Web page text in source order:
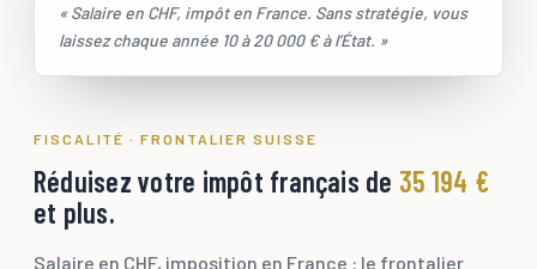
FISCALITÉ · FRONTALIER SUISSE
Réduisez votre impôt français de 35 194 €
et plus.
Salaire en CHF, imposition en France : le frontalier
« Salaire en CHF, impôt en France. Sans stratégie, vous
laissez chaque année 10 à 20 000 € à l’État. »